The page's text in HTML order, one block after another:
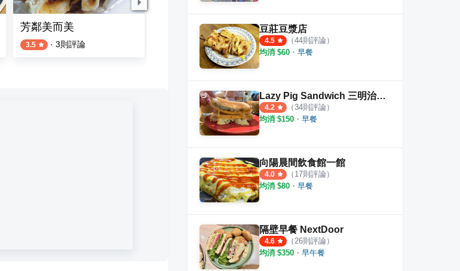
芳鄰美而美
3.5 · 3則評論
最初 輕食早午餐
則評論
豆莊豆漿店
4.5 ·
豆莊豆漿店
4.5 （44則評論）
均消 $60 ・ 早餐
Lazy Pig Sandwich 三明治專賣店
4.2 （34則評論）
均消 $150 ・ 早餐
向陽晨間飲食館一館
4.0 （ 17則評論）
均消 $80 ・ 早餐
隔壁早餐 NextDoor
4.6 （ 26則評論）
均消 $350 ・ 早午餐